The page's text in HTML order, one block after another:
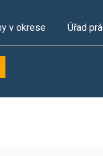
v okrese Úřad